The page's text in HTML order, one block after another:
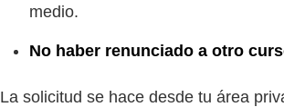
medio.
No haber renunciado a otro
La solicitud se hace desde tu área